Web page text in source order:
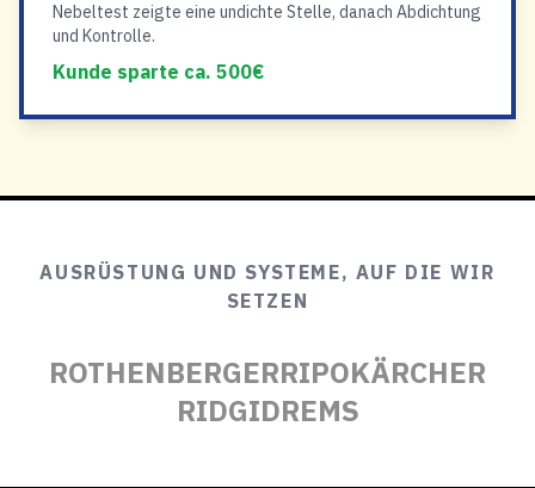
Nebeltest zeigte eine undichte Stelle, danach Abdichtung
und Kontrolle.
Kunde sparte ca. 500€
AUSRÜSTUNG UND SYSTEME, AUF DIE WIR
SETZEN
ROTHENBERGERRIPOKÄRCHER
RIDGIDREMS